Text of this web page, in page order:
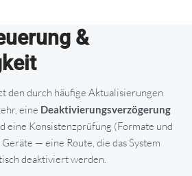
&
den durch häufige Aktualisierungen
eine Deaktivierungsverzögerung
eine Konsistenzprüfung (Formate und
— eine Route, die das System
deaktiviert werden.